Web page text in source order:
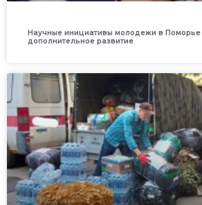
Научные инициативы молодежи в Поморье
дополнительное развитие